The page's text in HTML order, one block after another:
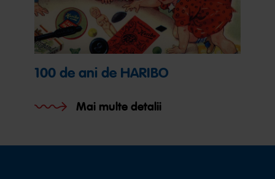
100 de ani de HARIBO
Mai multe detalii